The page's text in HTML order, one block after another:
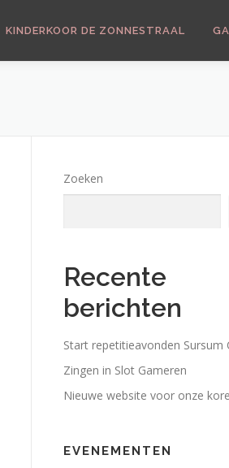
KINDERKOOR DE ZONNESTRAAL
Zoeken
Recente
berichten
Start repetitieavonden Sursum
Zingen in Slot Gameren
Nieuwe website voor onze
EVENEMENTEN